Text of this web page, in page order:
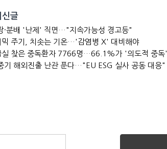
신글
·분배 '난제' 직면…"지속가능성 경고등"
믹 주기, 치솟는 기온…'감염병 X' 대비해야
실 찾은 중독환자 7766명…66.1%가 '의도적 중독'
기 해외진출 난관 푼다…"EU ESG 실사 공동 대응"